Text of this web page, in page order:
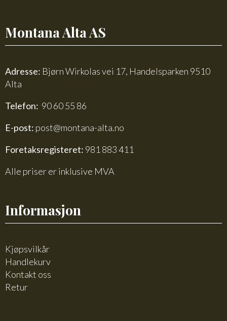
Montana Alta AS
Adresse: Bjørn Wirkolas vei 17, Handelsparken 9510
Alta
Telefon: 90 60 55 86
E-post: post@montana-alta.no
Foretaksregisteret: 981 883 411
Alle priser er inklusive MVA
Informasjon
Kjøpsvilkår
Handlekurv
Kontakt oss
Retur